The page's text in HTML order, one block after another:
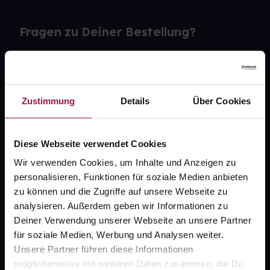
Zustimmung Details Über Cookies
Diese Webseite verwendet Cookies
Wir verwenden Cookies, um Inhalte und Anzeigen zu
personalisieren, Funktionen für soziale Medien anbieten
zu können und die Zugriffe auf unsere Webseite zu
analysieren. Außerdem geben wir Informationen zu
Deiner Verwendung unserer Webseite an unsere Partner
für soziale Medien, Werbung und Analysen weiter.
Unsere Partner führen diese Informationen
möglicherweise mit weiteren Daten zusammen, die Du
Fragen zu Deiner Bestellung?
gesund.de
Über uns
Karriere
Newsletter